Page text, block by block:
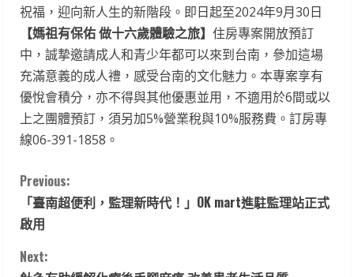
祝福，迎向新人生的新階段。即日起至2024年9月30日
【媽祖有保佑 做十六歲體驗之旅】 住房專案開放預訂
中，誠摯邀請成人和青少年都可以來到台南，參加這場
充滿意義的成人禮，感受台南的文化魅力。本專案享有
優悅會積分，亦不得與其他優惠並用，不適用於6間或以
上之團體預訂，須另加5%營業稅與10%服務費。訂房專
線06-391-1858。
C
o
n
Previous:
「臺南超便利，監理新時代！」OK mart進駐監理站正式
啟用
Next: